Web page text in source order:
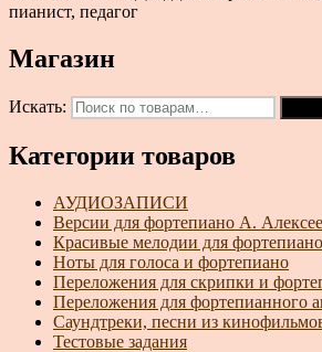
пианист, педагог
Магазин
Искать:
Категории товаров
АУДИОЗАПИСИ
Версии для фортепиано А.
Красивые мелодии для фортепиано
Ноты для голоса и фортепиано
Переложения для скрипки и
Переложения для фортепианного
Саундтреки, песни из
Тестовые задания